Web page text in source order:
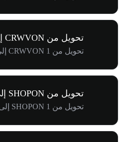
تحويل من CRWVON إلى BRL
تحويل من 1 CRWVON إلى R$441.31
تحويل من SHOPON إلى USD
تحويل من 1 SHOPON إلى $147.20